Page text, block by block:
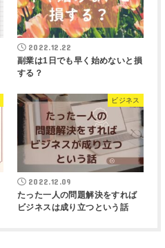
2022.12.22
副業は1日でも早く始めないと損
する？
ビジネス
2022.12.09
たった一人の問題解決をすれば
ビジネスは成り立つという話